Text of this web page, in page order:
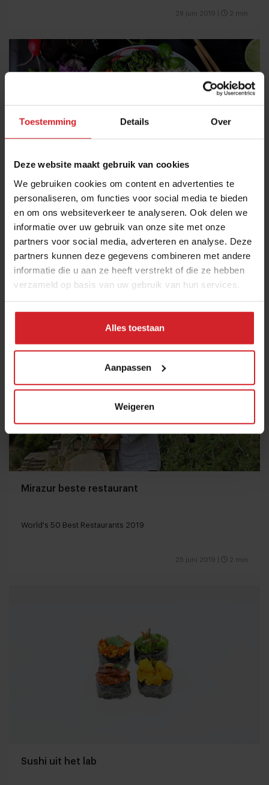
Toestemming Details Over
Deze website maakt gebruik van cookies
We gebruiken cookies om content en advertenties te
personaliseren, om functies voor social media te bieden
en om ons websiteverkeer te analyseren. Ook delen we
informatie over uw gebruik van onze site met onze
partners voor social media, adverteren en analyse. Deze
partners kunnen deze gegevens combineren met andere
informatie die u aan ze heeft verstrekt of die ze hebben
verzameld op basis van uw gebruik van hun services.
Alles toestaan
Aanpassen
Weigeren
28 juni 2019 2 min
Dineren op basis van je DNA
Je bent wat je eet...
27 juni 2019| 4 min
Mirazur beste restaurant
World's 50 Best Restaurants 2019
25 juni 2019 2 min
Sushi uit het lab